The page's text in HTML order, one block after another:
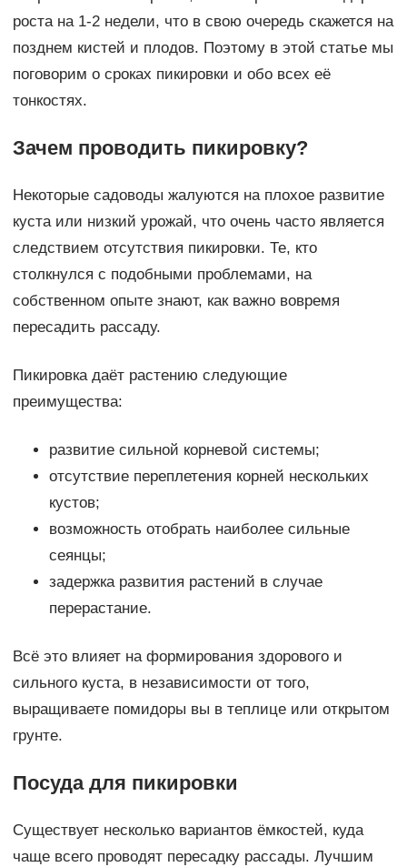
роста на 1-2 недели, что в свою очередь скажется на
позднем кистей и плодов. Поэтому в этой статье мы
поговорим о сроках пикировки и обо всех её
тонкостях.
Зачем проводить пикировку?
Некоторые садоводы жалуются на плохое развитие
куста или низкий урожай, что очень часто является
следствием отсутствия пикировки. Те, кто
столкнулся с подобными проблемами, на
собственном опыте знают, как важно вовремя
пересадить рассаду.
Пикировка даёт растению следующие
преимущества:
развитие сильной корневой системы;
отсутствие переплетения корней нескольких
кустов;
возможность отобрать наиболее сильные
сеянцы;
задержка развития растений в случае
перерастание.
Всё это влияет на формирования здорового и
сильного куста, в независимости от того,
выращиваете помидоры вы в теплице или открытом
грунте.
Посуда для пикировки
Существует несколько вариантов ёмкостей, куда
чаще всего проводят пересадку рассады. Лучшим